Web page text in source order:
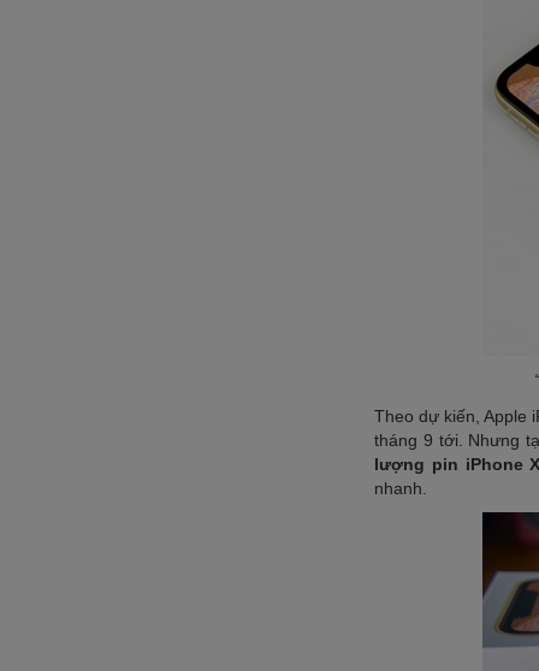
Theo dự kiến, Apple
tháng 9 tới. Nhưng
lượng pin iPhone
nhanh.